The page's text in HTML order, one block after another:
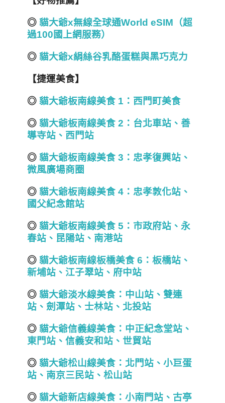
◎ 貓大爺x無線全球通World eSIM （超
過100國上網服務）
◎ 貓大爺x絹絲谷乳酪蛋糕與黑巧克力
【捷運美食】
◎ 貓大爺板南線美食 1 ：西門町美食
◎ 貓大爺板南線美食 2 ：台北車站、善
導寺站、西門站
◎ 貓大爺板南線美食 3 ：忠孝復興站、
微風廣場商圈
◎ 貓大爺板南線美食 4 ：忠孝敦化站、
國父紀念館站
◎ 貓大爺板南線美食 5 ：市政府站、永
春站、昆陽站、南港站
◎ 貓大爺板南線板橋美食 6 ：板橋站、
新埔站、江子翠站、府中站
◎ 貓大爺淡水線美食：中山站、雙連
站 、 劍潭站、士林站、北投站
◎ 貓大爺信義線美食： 中正紀念堂站 、
東門站、信義安和站、世貿站
◎ 貓大爺松山線美食：北門站 、 小巨蛋
站、南京三民站、松山站
◎ 貓大爺新店線美食 ： 小南門站、 古亭